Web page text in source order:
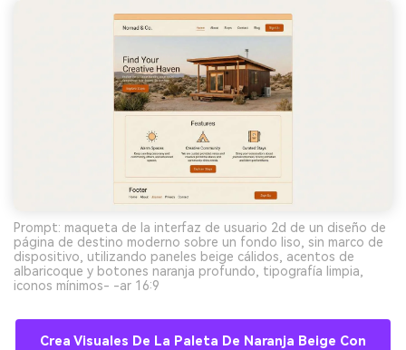
Prompt: maqueta de la interfaz de usuario 2d de un diseño de
página de destino moderno sobre un fondo liso, sin marco de
dispositivo, utilizando paneles beige cálidos, acentos de
albaricoque y botones naranja profundo, tipografía limpia,
iconos mínimos- -ar 16:9
Crea Visuales De La Paleta De Naranja Beige Con